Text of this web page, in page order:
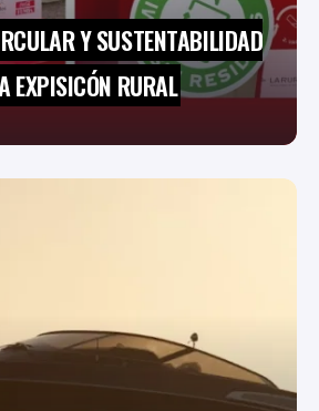
Y SUSTENTABILIDAD
EXPISICÓN RURAL